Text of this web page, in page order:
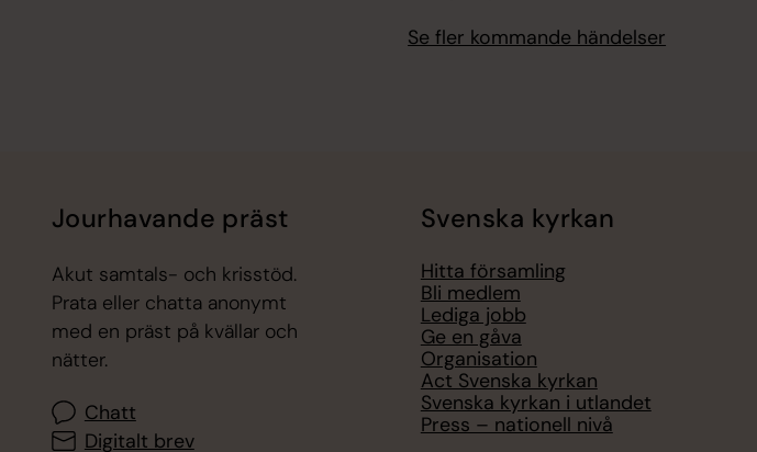
Se fler kommande händelser
Jourhavande präst
Akut samtals- och krisstöd.
Prata eller chatta anonymt
med en präst på kvällar och
nätter.
Chatt
Digitalt brev
Svenska kyrkan
Hitta församling
Bli medlem
Lediga jobb
Ge en gåva
Organisation
Act Svenska kyrkan
Svenska kyrkan i utlandet
Press – nationell nivå